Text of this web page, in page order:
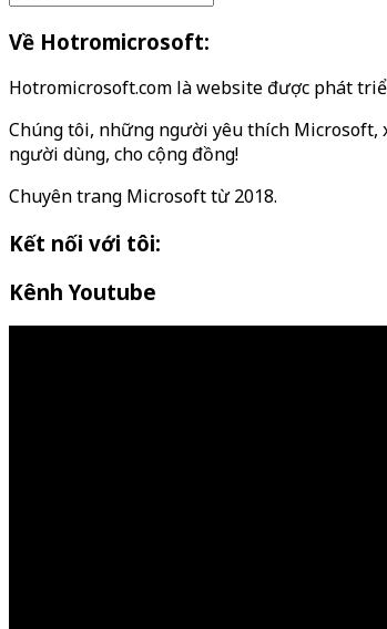
viết
Về Hotromicrosoft:
Hotromicrosoft.com là website được phát
Chúng tôi, những người yêu thích Microsoft,
người dùng, cho cộng đồng!
Chuyên trang Microsoft từ 2018.
Kết nối với tôi:
Kênh Youtube